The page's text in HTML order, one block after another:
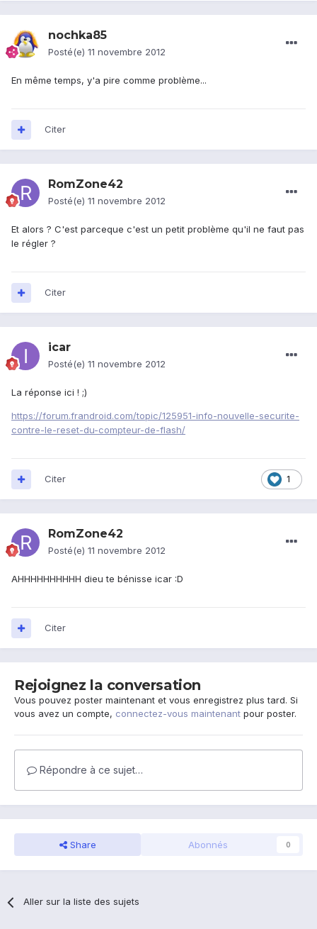
nochka85
Posté(e) 11 novembre 2012
En même temps, y'a pire comme problème...
Citer
RomZone42
Posté(e) 11 novembre 2012
Et alors ? C'est parceque c'est un petit problème qu'il ne faut pas
le régler ?
Citer
icar
Posté(e) 11 novembre 2012
La réponse ici ! ;)
https://forum.frandroid.com/topic/125951-info-nouvelle-securite-
contre-le-reset-du-compteur-de-flash/
1
Citer
RomZone42
Posté(e) 11 novembre 2012
AHHHHHHHHHH dieu te bénisse icar :D
Citer
Rejoignez la conversation
Vous pouvez poster maintenant et vous enregistrez plus tard. Si
vous avez un compte, connectez-vous maintenant pour poster.
Répondre à ce sujet…
Share Abonnés 0
Aller sur la liste des sujets